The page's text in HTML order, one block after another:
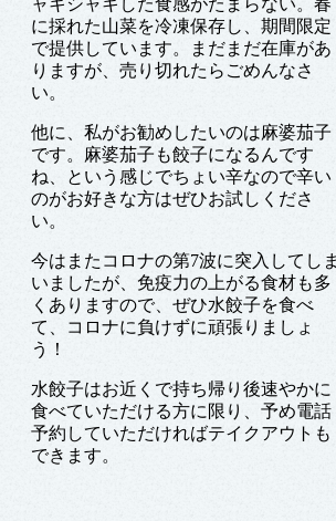
ャキシャキした食感がたまらない。春
に採れた山菜を冷凍保存し、期間限定
で提供しています。まだまだ在庫があ
りますが、売り切れたらごめんなさ
い。
他に、私がお勧めしたいのは麻婆茄子
です。麻婆茄子も餃子になるんです
ね、という感じでちょい辛なので辛い
のがお好きな方はぜひお試しくださ
い。
今はまたコロナの第7波に突入してし
いましたが、免疫力の上がる食材も多
くありますので、ぜひ水餃子を食べ
て、コロナに負けずに頑張りましょ
う！
水餃子はお近くで持ち帰り後速やかに
食べていただける方に限り、予め電話
予約していただければテイクアウトも
できます。